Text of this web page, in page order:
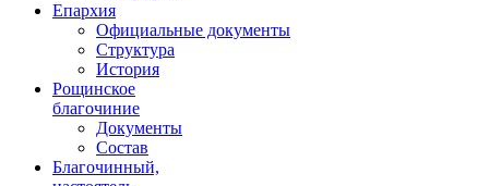
Епархия
Официальные документы
Структура
История
Рощинское
благочиние
Документы
Состав
Благочинный,